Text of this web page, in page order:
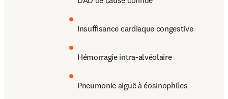
Insuffisance cardiaque congestive
Hémorragie intra-alvéolaire
Pneumonie aiguë à éosinophiles